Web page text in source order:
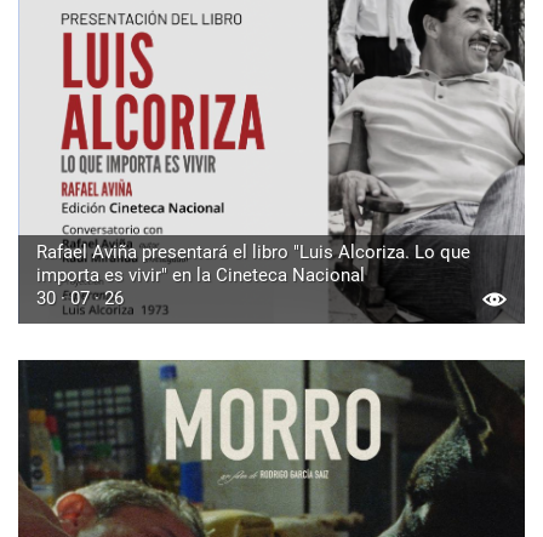
Rafael Aviña presentará el libro "Luis Alcoriza. Lo que
importa es vivir" en la Cineteca Nacional
30 · 07 · 26